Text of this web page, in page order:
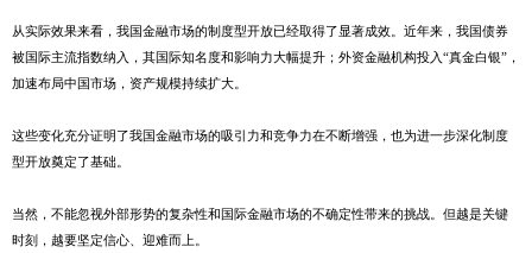
从实际效果来看，我国金融市场的制度型开放已经取得了显著成效。近年来，我国债券
被国际主流指数纳入，其国际知名度和影响力大幅提升；外资金融机构投入“真金白银”，
加速布局中国市场，资产规模持续扩大。
这些变化充分证明了我国金融市场的吸引力和竞争力在不断增强，也为进一步深化制度
型开放奠定了基础。
当然，不能忽视外部形势的复杂性和国际金融市场的不确定性带来的挑战。但越是关键
时刻，越要坚定信心、迎难而上。